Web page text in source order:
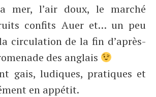
mer, l’air doux, le marché
confits Auer et… un peu
circulation de la fin d’après-
des anglais
gais, ludiques, pratiques et
en appétit.